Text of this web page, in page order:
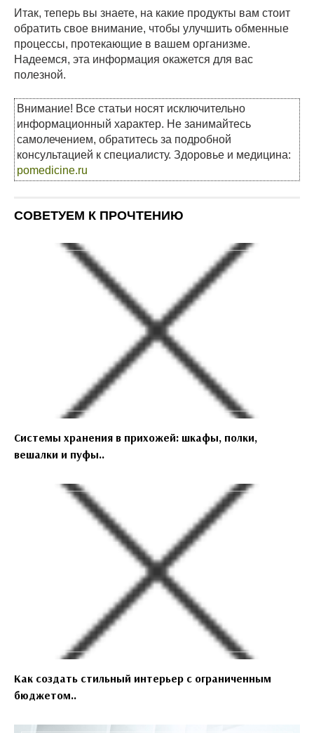
Итак, теперь вы знаете, на какие продукты вам стоит
обратить свое внимание, чтобы улучшить обменные
процессы, протекающие в вашем организме.
Надеемся, эта информация окажется для вас
полезной.
Внимание! Все статьи носят исключительно
информационный характер. Не занимайтесь
самолечением, обратитесь за подробной
консультацией к специалисту. Здоровье и медицина:
pomedicine.ru
СОВЕТУЕМ К ПРОЧТЕНИЮ
Системы хранения в прихожей: шкафы, полки,
вешалки и пуфы..
Как создать стильный интерьер с ограниченным
бюджетом..